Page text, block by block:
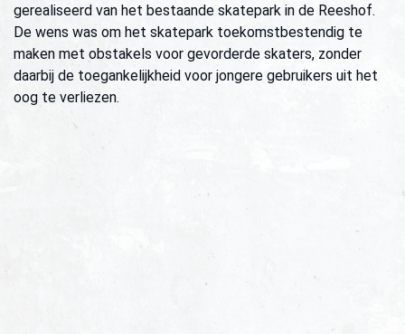
gerealiseerd van het bestaande skatepark in de Reeshof.
De wens was om het skatepark toekomstbestendig te
maken met obstakels voor gevorderde skaters, zonder
daarbij de toegankelijkheid voor jongere gebruikers uit het
oog te verliezen.